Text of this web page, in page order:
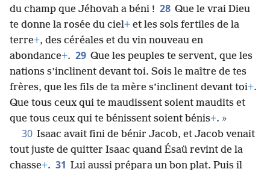
du champ que Jéhovah a béni ! 28 Que le vrai Dieu
te donne la rosée du ciel+ et les sols fertiles de la
terre+, des céréales et du vin nouveau en
abondance+. 29 Que les peuples te servent, que les
nations s’inclinent devant toi. Sois le maître de tes
frères, que les fils de ta mère s’inclinent devant toi+.
Que tous ceux qui te maudissent soient maudits et
que tous ceux qui te bénissent soient bénis+. »
30 Isaac avait fini de bénir Jacob, et Jacob venait
tout juste de quitter Isaac quand Ésaü revint de la
chasse+. 31 Lui aussi prépara un bon plat. Puis il